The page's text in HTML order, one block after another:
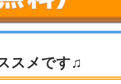
スメです♫